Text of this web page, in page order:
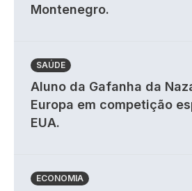
Montenegro.
SAÚDE
Aluno da Gafanha da
Europa em competição
EUA.
ECONOMIA